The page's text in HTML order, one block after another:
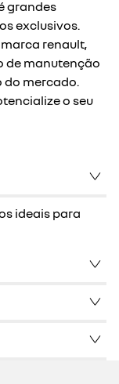
grandes
exclusivos.
renault,
de manutenção
do mercado.
o seu
ideais para